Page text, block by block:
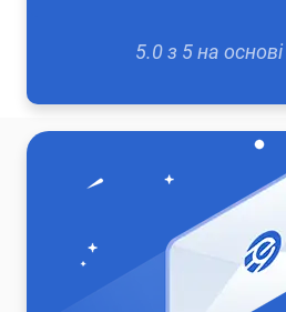
5.0з 5на основі